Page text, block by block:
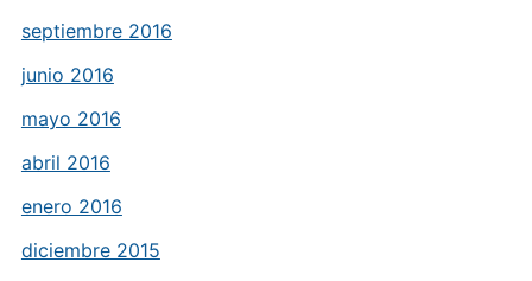
septiembre 2016
junio 2016
mayo 2016
abril 2016
enero 2016
diciembre 2015